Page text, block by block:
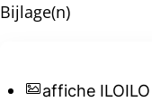
Bijlage(n)
affiche